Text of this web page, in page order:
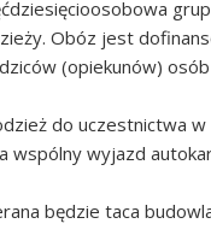
Obóz jest
(opiekunów)
do uczestnictwa
wspólny wyjazd
będzie taca